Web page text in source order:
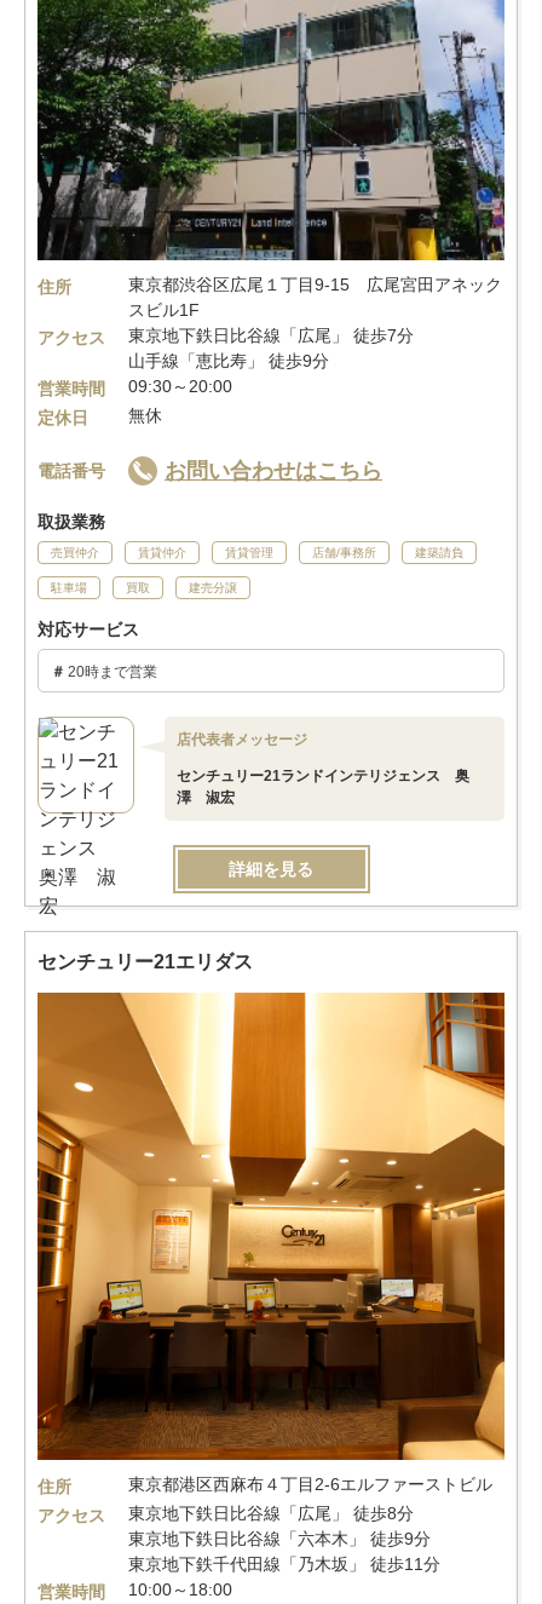
住所
東京都渋谷区広尾１丁目9-15 広尾宮田アネック
スビル1F
アクセス
東京地下鉄日比谷線「広尾」 徒歩7分
山手線「恵比寿」 徒歩9分
営業時間
09:30～20:00
定休日
無休
電話番号 お問い合わせはこちら
取扱業務
売買仲介 賃貸仲介 賃貸管理 店舗/事務所 建築請負
駐車場 買取 建売分譲
対応サービス
20時まで営業
店代表者メッセージ
センチュリー21ランドインテリジェンス 奥
澤 淑宏
詳細を見る
センチュリー21エリダス
住所
東京都港区西麻布４丁目2-6エルファーストビル
アクセス
東京地下鉄日比谷線「広尾」 徒歩8分
東京地下鉄日比谷線「六本木」 徒歩9分
東京地下鉄千代田線「乃木坂」 徒歩11分
営業時間
10:00～18:00